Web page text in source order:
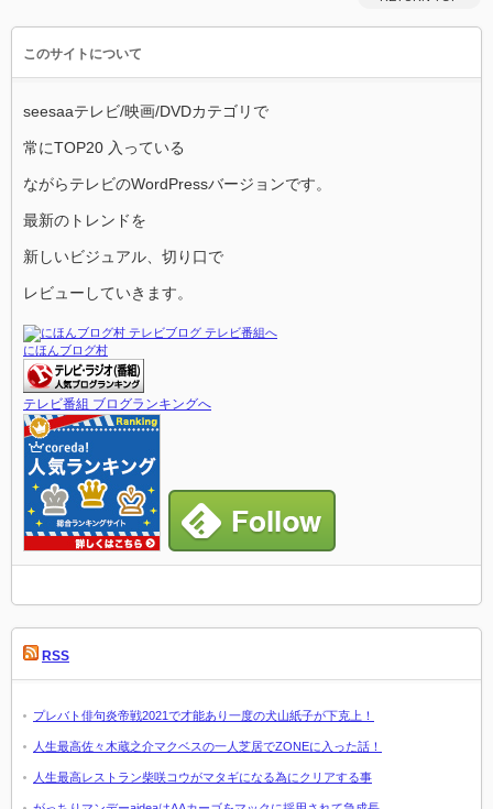
このサイトについて
seesaaテレビ/映画/DVDカテゴリで
常にTOP20 入っている
ながらテレビのWordPressバージョンです。
最新のトレンドを
新しいビジュアル、切り口で
レビューしていきます。
にほんブログ村
テレビ番組 ブログランキングへ
RSS
プレバト俳句炎帝戦2021で才能あり一度の犬山紙子が下克上！
人生最高佐々木蔵之介マクベスの一人芝居でZONEに入った話！
人生最高レストラン柴咲コウがマタギになる為にクリアする事